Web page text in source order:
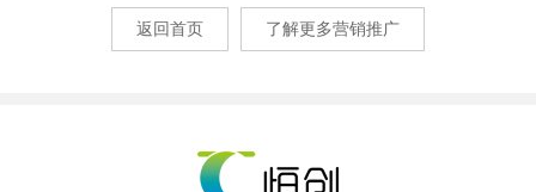
返回首页 了解更多营销推广